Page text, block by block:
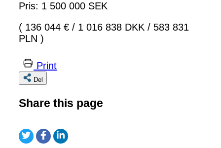
Pris: 1 500 000 SEK
( 136 044 € / 1 016 838 DKK / 583 831
PLN )
Print
Del
Share this page